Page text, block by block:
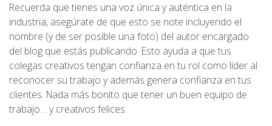
Recuerda que tienes una voz única y auténtica en la
industria, asegúrate de que esto se note incluyendo el
nombre (y de ser posible una foto) del autor encargado
del blog que estás publicando. Esto ayuda a que tus
colegas creativos tengan confianza en tu rol como líder al
reconocer su trabajo y además genera confianza en tus
clientes. Nada más bonito que tener un buen equipo de
trabajo… y creativos felices.